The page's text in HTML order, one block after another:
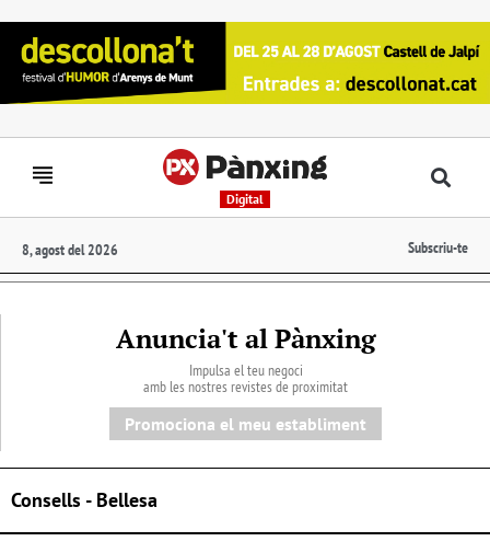
Digital
8, agost del 2026 Subscriu-te
Anuncia't al Pànxing
Impulsa el teu negoci
amb les nostres revistes de proximitat
Promociona el meu establiment
Consells - Bellesa